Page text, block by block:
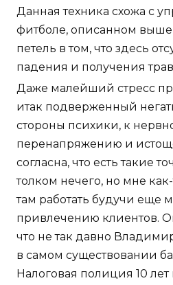
Данная техника схожа с
фитболе, описанном
петель в том, что здесь
падения и получения
Даже малейший стресс
итак подверженный
стороны психики, к
перенапряжению и
согласна, что есть такие
толком нечего, но мне
там работать будучи еще
привлечению клиентов.
что не так давно
в самом существовании
Налоговая полиция 10 лет